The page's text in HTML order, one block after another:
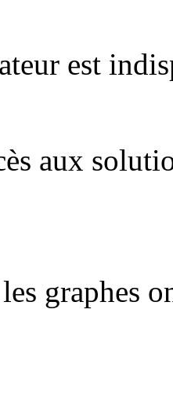
est
aux
graphes